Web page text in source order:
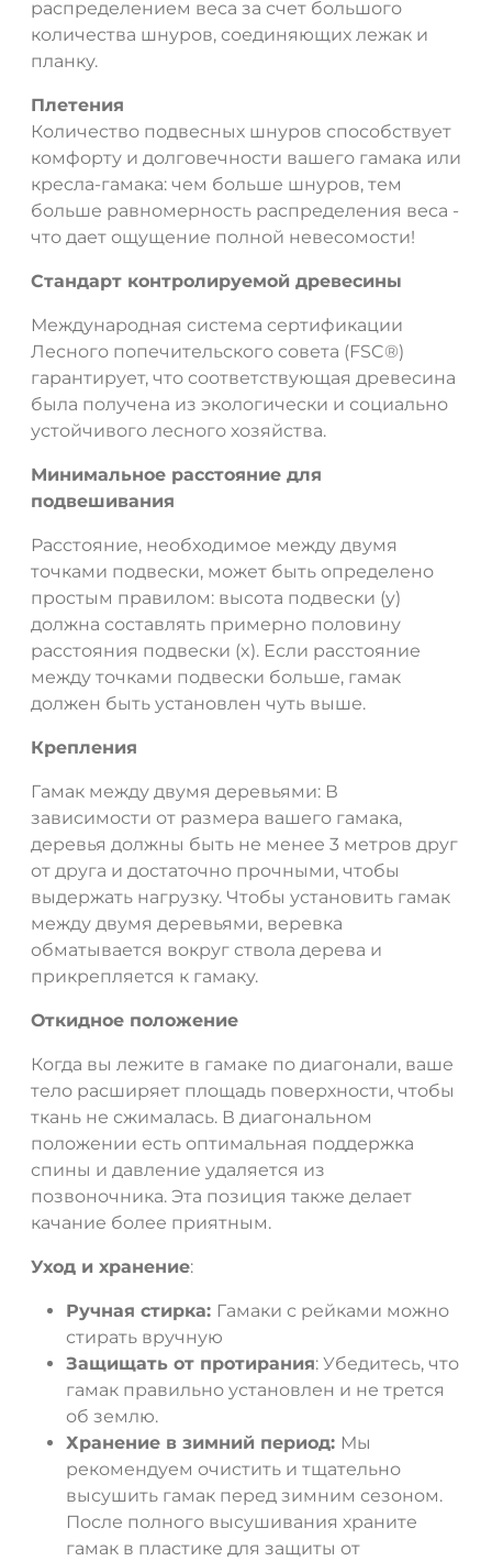
распределением веса за счет большого
количества шнуров, соединяющих лежак и
планку.
Плетения
Количество подвесных шнуров способствует
комфорту и долговечности вашего гамака или
кресла-гамака: чем больше шнуров, тем
больше равномерность распределения веса -
что дает ощущение полной невесомости!
Стандарт контролируемой древесины
Международная система сертификации
Лесного попечительского совета (FSC®)
гарантирует, что соответствующая древесина
была получена из экологически и социально
устойчивого лесного хозяйства.
Минимальное расстояние для
подвешивания
Расстояние, необходимое между двумя
точками подвески, может быть определено
простым правилом: высота подвески (y)
должна составлять примерно половину
расстояния подвески (x). Если расстояние
между точками подвески больше, гамак
должен быть установлен чуть выше.
Крепления
Гамак между двумя деревьями: В
зависимости от размера вашего гамака,
деревья должны быть не менее 3 метров друг
от друга и достаточно прочными, чтобы
выдержать нагрузку. Чтобы установить гамак
между двумя деревьями, веревка
обматывается вокруг ствола дерева и
прикрепляется к гамаку.
Откидное положение
Когда вы лежите в гамаке по диагонали, ваше
тело расширяет площадь поверхности, чтобы
ткань не сжималась. В диагональном
положении есть оптимальная поддержка
спины и давление удаляется из
позвоночника. Эта позиция также делает
качание более приятным.
Уход и хранение:
Ручная стирка: Гамаки с рейками можно
стирать вручную
Защищать от протирания: Убедитесь, что
гамак правильно установлен и не трется
об землю.
Хранение в зимний период: Мы
рекомендуем очистить и тщательно
высушить гамак перед зимним сезоном.
После полного высушивания храните
гамак в пластике для защиты от